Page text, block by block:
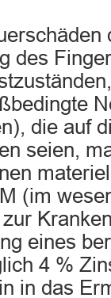
des
die auf
seien,
(im
eines
4 %
in das